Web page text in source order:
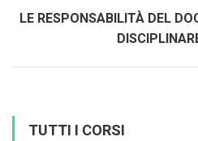
LE RESPONSABILITÀ DEL
TUTTI I CORSI